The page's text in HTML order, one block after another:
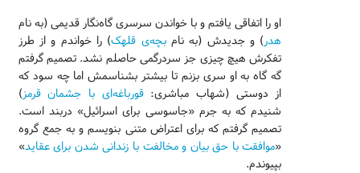
او را اتفاقی یافتم و با خواندن سرسری گاه‌نگار قدیمی (به نام
هدر) و جدیدش (به نامبچه‌ی قلهک) را خواندم و از طرز
تفکرش هیچ چیزی جز سردرگمی حاصلم نشد. تصمیم گرفتم
گه گاه به او سری بزنم تا بیشتر بشناسمش اما چه سود که
از دوستی (شهاب مباشری:قورباغه‌ای با جشمان قرمز)
شنیدم که به جرم «جاسوسی برای اسرائیل» دربند است.
تصمیم گرفتم که برای اعتراض متنی بنویسم و به جمع گروه
«موافقت با حق بیان و مخالفت با زندانی شدن برای عقاید»
بپیوندم.